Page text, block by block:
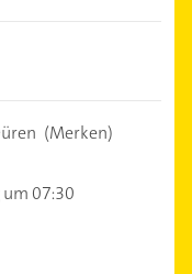
(Merken)
07:30